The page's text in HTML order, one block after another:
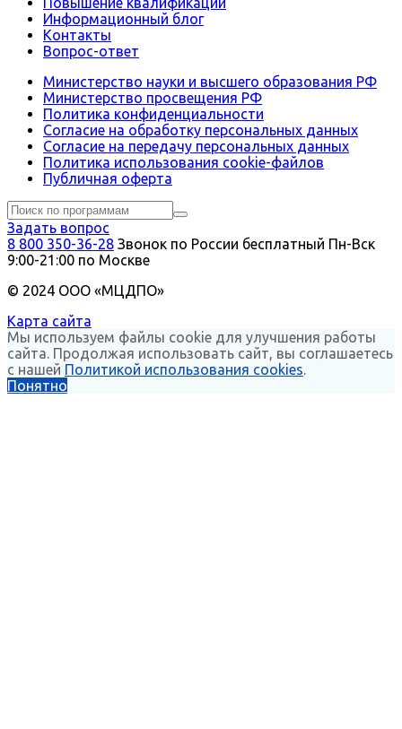
Информационный блог
Контакты
Вопрос-ответ
Министерство науки и высшего образования РФ
Министерство просвещения РФ
Политика конфиденциальности
Согласие на обработку персональных данных
Согласие на передачу персональных данных
Политика использования сookie-файлов
Публичная оферта
Задать вопрос
8 800 350-36-28 Звонок по России бесплатный Пн-Вск
9:00-21:00 по Москве
© 2024 ООО «МЦДПО»
Карта сайта
Мы используем файлы cookie для улучшения работы
сайта. Продолжая использовать сайт, вы соглашаетесь
с нашей Политикой использования cookies
Понятно